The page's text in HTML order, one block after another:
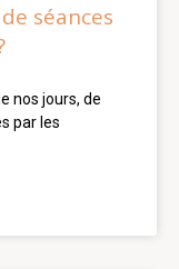
séances
nos jours, de
par les